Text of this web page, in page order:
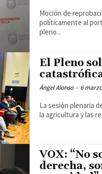
Moción de
políticamente al
pleno...
El Pleno
Ángel Alonso - 6
La sesión plenaria
VOX: “No
derecha,